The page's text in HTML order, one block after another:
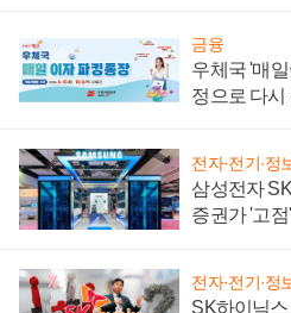
금융
우체국 '매
정으로 다시
전자·전기·정
삼성전자
증권가 '고
전자·전기·정
SK하이닉